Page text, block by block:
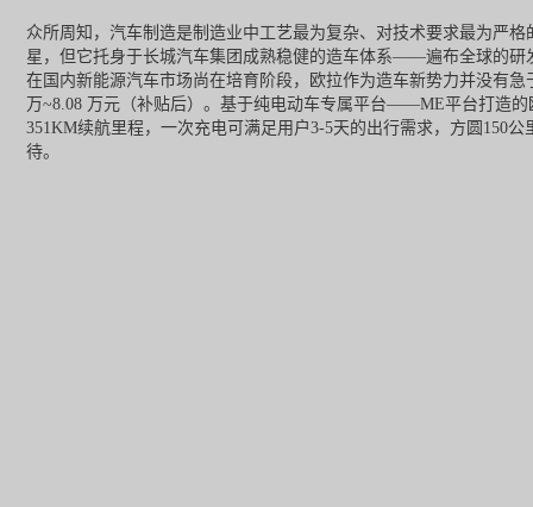
众所周知，汽车制造是制造业中工艺最为复杂、对技术要求最为严
星，但它托身于长城汽车集团成熟稳健的造车体系——遍布全球的研
在国内新能源汽车市场尚在培育阶段，欧拉作为造车新势力并没有
万~8.08 万元（补贴后）。基于纯电动车专属平台——ME平台打造
351KM续航里程，一次充电可满足用户3-5天的出行需求，方圆150
待。